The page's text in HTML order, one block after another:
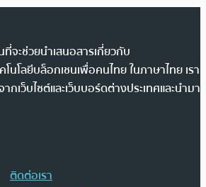
จะช่วยนำเสนอสารเกี่ยวกับ
นโลยีบล็อกเชนเพื่อคนไทย ในภาษาไทย เรา
เว็บไซต์และเว็บบอร์ดต่างประเทศและนำมา
ติดต่อเรา